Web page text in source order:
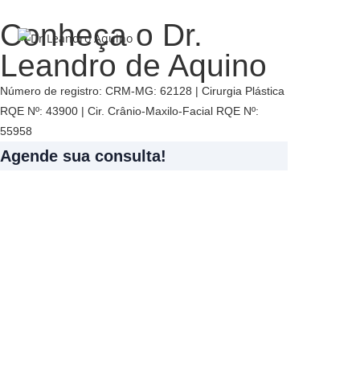
para
o
conteúdo
Conheça o Dr.
Leandro de Aquino
Número de registro: CRM-MG: 62128 | Cirurgia Plástica
RQE Nº: 43900 | Cir. Crânio-Maxilo-Facial RQE Nº:
55958
Agende sua consulta!